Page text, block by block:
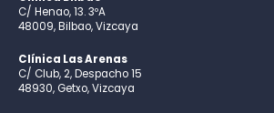
C/ Henao, 13. 3ºA
48009, Bilbao, Vizcaya
Clínica Las Arenas
C/ Club, 2, Despacho 15
48930, Getxo, Vizcaya